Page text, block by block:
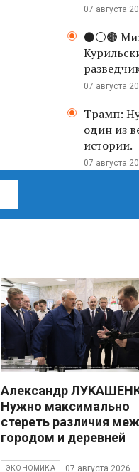
07 августа
⚫️⚪️🟤
07 августа
Трамп:
один из
истории.
07 августа
Александр
Нужно максимально
стереть различия
городом и деревней
ЭКОНОМИКА 07 августа 2026